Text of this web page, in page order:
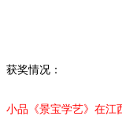
获奖情况：
小品《景宝学艺》在江